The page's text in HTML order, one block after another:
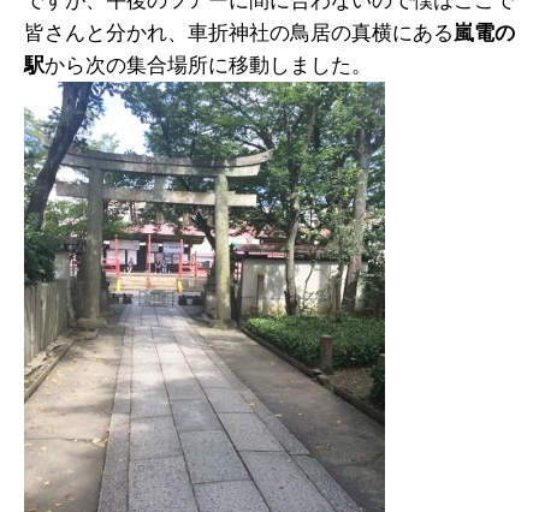
皆さんと分かれ、車折神社の鳥居の真横にある嵐電の
駅から次の集合場所に移動しました。